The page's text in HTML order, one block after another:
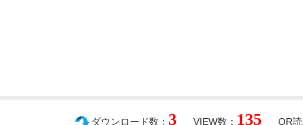
QR
VIEW数： 135
ダウンロード数： 3